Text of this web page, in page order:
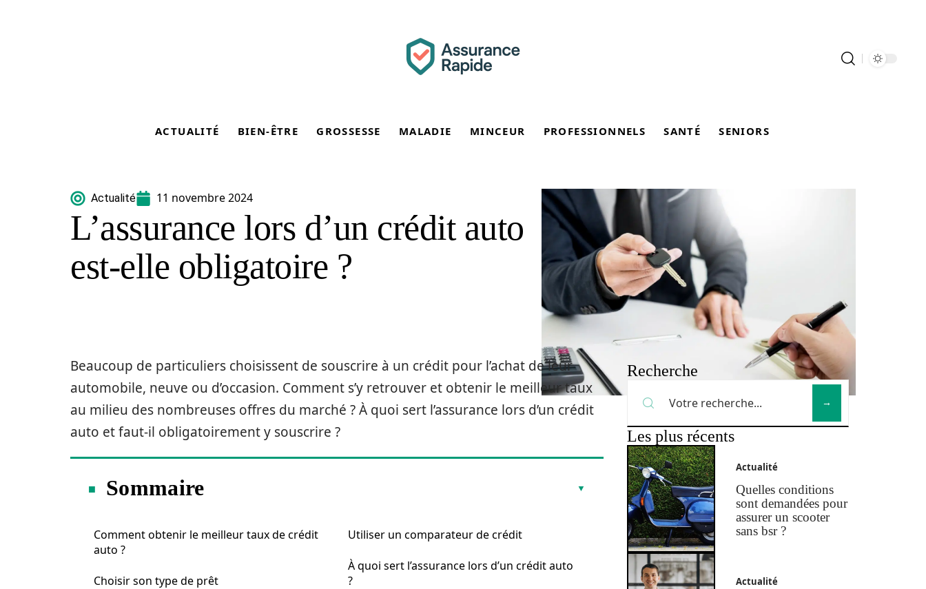
ACTUALITÉ BIEN-ÊTRE GROSSESSE MALADIE MINCEUR PROFESSIONNELS SANTÉ SENIORS
Actualité 11 novembre 2024
L’assurance lors d’un crédit auto
est-elle obligatoire ?
Beaucoup de particuliers choisissent de souscrire à un crédit pour l’achat de leur
automobile, neuve ou d’occasion. Comment s’y retrouver et obtenir le meilleur taux
au milieu des nombreuses offres du marché ? À quoi sert l’assurance lors d’un crédit
auto et faut-il obligatoirement y souscrire ?
Sommaire
Comment obtenir le meilleur taux de crédit
auto ?
Choisir son type de prêt
Utiliser un comparateur de crédit
À quoi sert l’assurance lors d’un crédit auto
?
Recherche
Les plus récents
Actualité
Quelles conditions
sont demandées pour
assurer un scooter
sans bsr ?
Actualité